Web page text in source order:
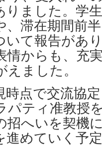
りました。学
、滞在期間前
いて報告があ
情からも、充
ました。
時点で交流協
パティ准教授
招へいを契機
進めていく予